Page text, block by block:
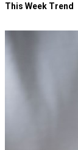
This Week Trend